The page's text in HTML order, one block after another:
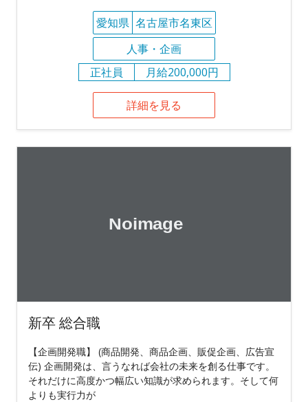
愛知県 名古屋市名東区
人事・企画
正社員
月給200,000円
詳細を見る
新卒 総合職
【企画開発職】 (商品開発、商品企画、販促企画、広告宣
伝) 企画開発は、言うなれば会社の未来を創る仕事です。
それだけに高度かつ幅広い知識が求められます。そして何
よりも実行力が